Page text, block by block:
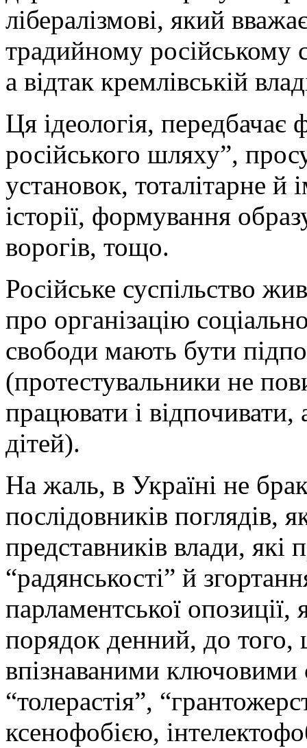
лібералізмові, який
традийному російському
а відтак кремлівській
Ця ідеологія,
російського шляху”,
установок, тоталітарне й
історії, формування
ворогів, тощо.
Російське суспільство
про організацію
свободи мають бути
(протестувальники не
працювати і відпочивати,
дітей).
На жаль, в Україні не
послідовників поглядів,
представників влади, які
“радянськості” й
парламентської
порядок денний, до того,
впізнаваними ключовими
“толерастія”,
ксенофобією,